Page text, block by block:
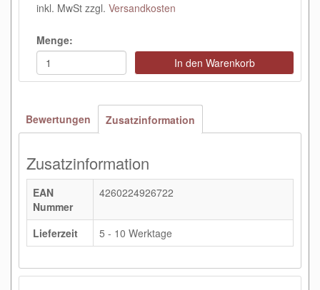
inkl. MwSt zzgl. Versandkosten
Menge:
In den Warenkorb
Bewertungen Zusatzinformation
Zusatzinformation
EAN
Nummer
4260224926722
Lieferzeit 5 - 10 Werktage